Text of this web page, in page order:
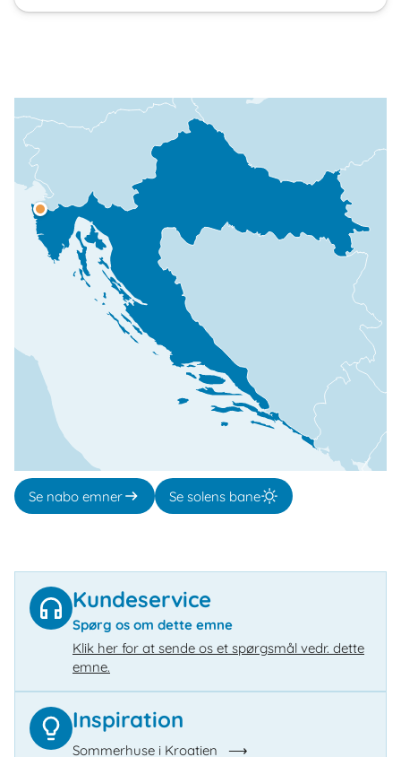
Se nabo emner Se solens bane
Kundeservice
Spørg os om dette emne
Klik her for at sende os et spørgsmål vedr. dette
emne.
Inspiration
Sommerhuse i Kroatien